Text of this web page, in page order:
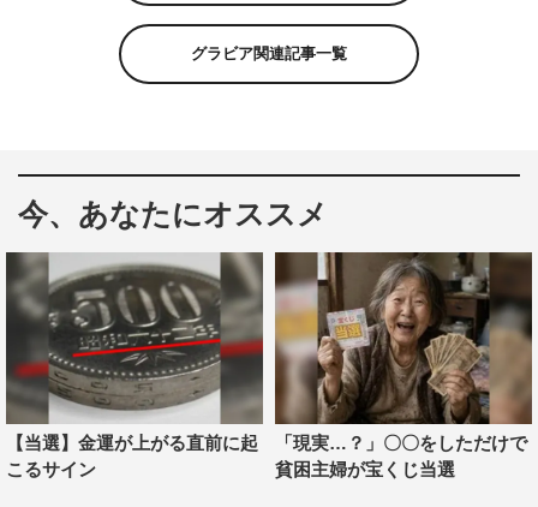
＜コメント＞
■作・演出：三谷幸喜
主人公は、大河ドラマには絶対出て来ない、なっさけない
勝海舟。新橋演舞場史上、最高に笑える作品になるはず。
どうぞお楽しみに。もちろん西郷どんも出ます。
■中村獅童
三谷さんの舞台をずっと観させていただいており、自分も
いつかご一緒したいと思い続けて叶った作品が、テレビド
ラマ『HR』のシチュエーションコメディでした。そして
大河ドラマ『新選組！』では呼ばれもしないのに現れる滝
グラビア関連記事一覧
今、あなたにオススメ
【当選】金運が上がる直前に起
こるサイン
「現実…？」〇〇をしただけで
貧困主婦が宝くじ当選